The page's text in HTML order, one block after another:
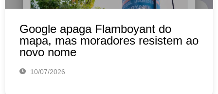
Google apaga Flamboyant do
mapa, mas moradores resistem ao
novo nome
10/07/2026